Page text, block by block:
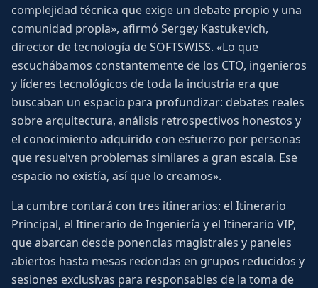
complejidad técnica que exige un debate propio y una
comunidad propia», afirmó Sergey Kastukevich,
director de tecnología de SOFTSWISS. «Lo que
escuchábamos constantemente de los CTO, ingenieros
y líderes tecnológicos de toda la industria era que
buscaban un espacio para profundizar: debates reales
sobre arquitectura, análisis retrospectivos honestos y
el conocimiento adquirido con esfuerzo por personas
que resuelven problemas similares a gran escala. Ese
espacio no existía, así que lo creamos».
La cumbre contará con tres itinerarios: el Itinerario
Principal, el Itinerario de Ingeniería y el Itinerario VIP,
que abarcan desde ponencias magistrales y paneles
abiertos hasta mesas redondas en grupos reducidos y
sesiones exclusivas para responsables de la toma de